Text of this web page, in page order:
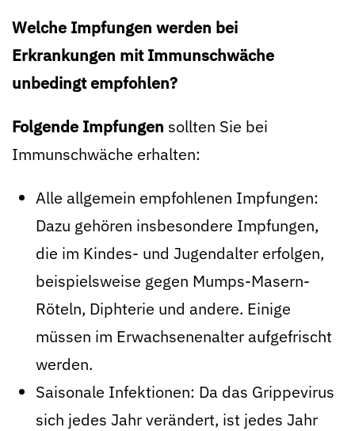
Welche Impfungen werden bei
Erkrankungen mit Immunschwäche
unbedingt empfohlen?
Folgende Impfungen sollten Sie bei
Immunschwäche erhalten:
Alle allgemein empfohlenen Impfungen:
Dazu gehören insbesondere Impfungen,
die im Kindes- und Jugendalter erfolgen,
beispielsweise gegen Mumps-Masern-
Röteln, Diphterie und andere. Einige
müssen im Erwachsenenalter aufgefrischt
werden.
Saisonale Infektionen: Da das Grippevirus
sich jedes Jahr verändert, ist jedes Jahr